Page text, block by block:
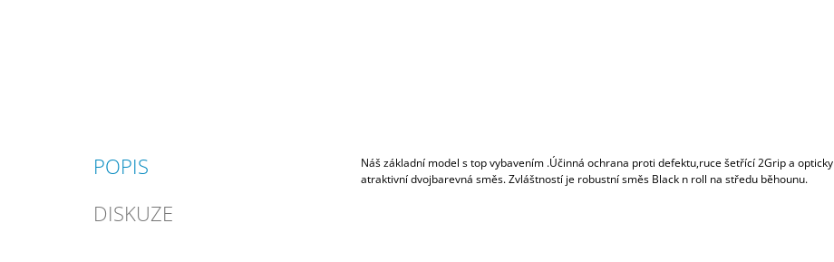
POPIS
DISKUZE
Náš základní model s top vybavením .Účinná ochrana proti defektu,ruce šetřící 2Grip a opticky
atraktivní dvojbarevná směs. Zvláštností je robustní směs Black n roll na středu běhounu.